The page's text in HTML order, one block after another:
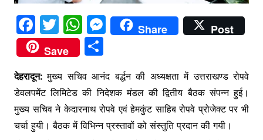
F
a
c
e
b
o
T
w
itt
er
W
h
at
s
A
p
M
e
s
e
n
Share
Post
Save
S
ar
e
देहरादून:मुख्य सचिव आनंद बर्द्धन की अध्यक्षता में उत्तराखण्ड रोपवे
डेवलपमेंट लिमिटेड की निदेशक मंडल की द्वितीय बैठक संपन्न हुई।
मुख्य सचिव ने केदारनाथ रोपवे एवं हेमकुंट साहिब रोपवे प्रोजेक्ट पर भी
चर्चा हुयी। बैठक में विभिन्न प्रस्तावों को संस्तुति प्रदान की गयी।